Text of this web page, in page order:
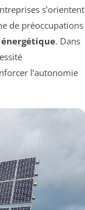
s’orientent
de préoccupations
. Dans
l’autonomie